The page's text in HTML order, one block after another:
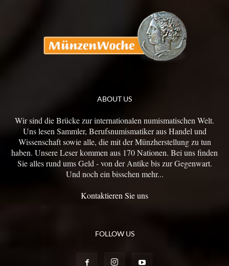
ABOUT US
Wir sind die Brücke zur internationalen numismatischen Welt.
Uns lesen Sammler, Berufsnumismatiker aus Handel und
Wissenschaft sowie alle, die mit der Münzherstellung zu tun
haben. Unsere Leser kommen aus 170 Nationen. Bei uns finden
Sie alles rund ums Geld - von der Antike bis zur Gegenwart.
Und noch ein bisschen mehr...
Kontaktieren Sie uns
FOLLOW US